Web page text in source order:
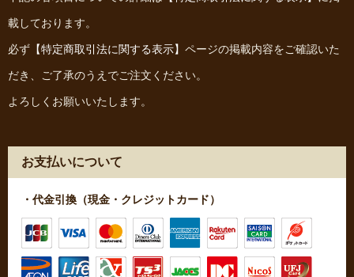
載しております。
必ず 【特定商取引法に関する表示】 ページの掲載内容をご確認いた
だき、ご了承のうえでご注文ください。
よろしくお願いいたします。
お支払いについて
・代金引換（現金・クレジットカード）